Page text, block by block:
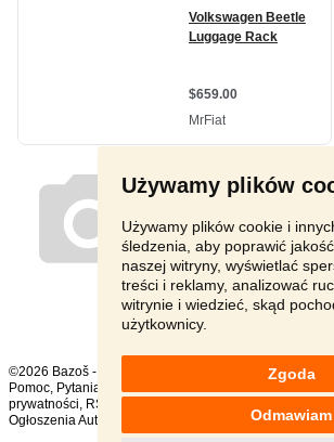
Używamy plików
Używamy plików cookie i
śledzenia, aby poprawić
naszej witryny, wyświetlać
treści i reklamy, analizować
witrynie i wiedzieć, skąd
użytkownicy.
Zgoda
Odmawiam
©2026 Bazoš -
Pomoc, Pytania Komentarze
prywatności, RSS
Ogłoszenia Auto ogółem:
, w ciągu 24 godzin:51